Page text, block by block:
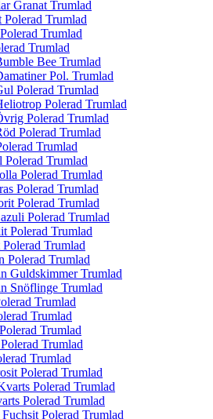
Granat Trumlad
Polerad Trumlad
Trumlad
Trumlad
Bee Trumlad
Pol. Trumlad
Polerad Trumlad
Polerad Trumlad
Polerad Trumlad
Polerad Trumlad
Trumlad
Polerad Trumlad
Polerad Trumlad
Polerad Trumlad
Polerad Trumlad
Polerad Trumlad
Polerad Trumlad
Trumlad
Polerad Trumlad
Guldskimmer Trumlad
Snöflinge Trumlad
Trumlad
Trumlad
Trumlad
Trumlad
Trumlad
Polerad Trumlad
Polerad Trumlad
Polerad Trumlad
Polerad Trumlad